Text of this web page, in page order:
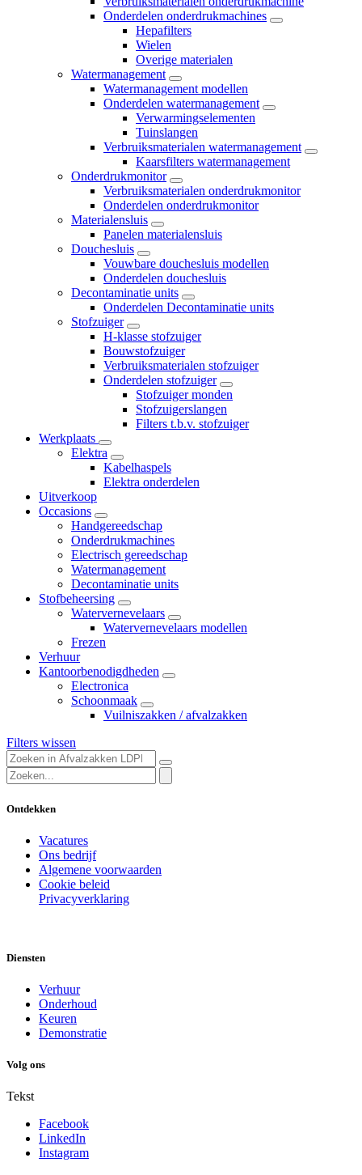
Onderdelen onderdrukmachines
Hepafilters
Wielen
Overige materialen
Watermanagement
Watermanagement modellen
Onderdelen watermanagement
Verwarmingselementen
Tuinslangen
Verbruiksmaterialen watermanagement
Kaarsfilters watermanagement
Onderdrukmonitor
Verbruiksmaterialen onderdrukmonitor
Onderdelen onderdrukmonitor
Materialensluis
Panelen materialensluis
Douchesluis
Vouwbare douchesluis modellen
Onderdelen douchesluis
Decontaminatie units
Onderdelen Decontaminatie units
Stofzuiger
H-klasse stofzuiger
Bouwstofzuiger
Verbruiksmaterialen stofzuiger
Onderdelen stofzuiger
Stofzuiger monden
Stofzuigerslangen
Filters t.b.v. stofzuiger
Werkplaats
Elektra
Kabelhaspels
Elektra onderdelen
Uitverkoop
Occasions
Handgereedschap
Onderdrukmachines
Electrisch gereedschap
Watermanagement
Decontaminatie units
Stofbeheersing
Watervernevelaars
Watervernevelaars modellen
Frezen
Verhuur
Kantoorbenodigdheden
Electronica
Schoonmaak
Vuilniszakken / afvalzakken
Filters wissen
Ontdekken
Vacatures
Ons bedrijf
Algemene voorwaarden
Cookie beleid
Privacyverklaring
Diensten
Verhuur
Onderhoud
Keuren
Demonstratie
Volg ons
Tekst
Facebook
LinkedIn
Instagram